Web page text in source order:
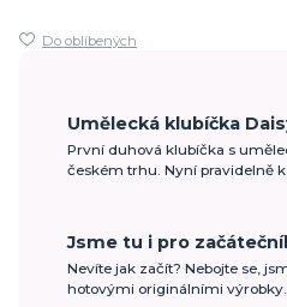
Do oblíbených
Umělecká klubíčka
První duhová klubíčka s
českém trhu. Nyní pravidelně
Jsme tu i pro
Nevíte jak začít? Nebojte se,
hotovými originálními výrobky.